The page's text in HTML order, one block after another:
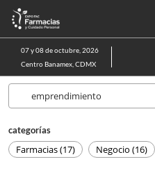
Saltar
al
contenido
07 y 08 de octubre, 2026
Centro Banamex, CDMX
categorías
Farmacias (17) Negocio (16)